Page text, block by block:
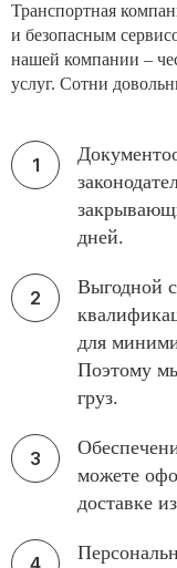
Транспортная
и безопасным
нашей компании –
услуг. Сотни
дней.
Выгодной
для
Поэтому
груз.
можете
доставке